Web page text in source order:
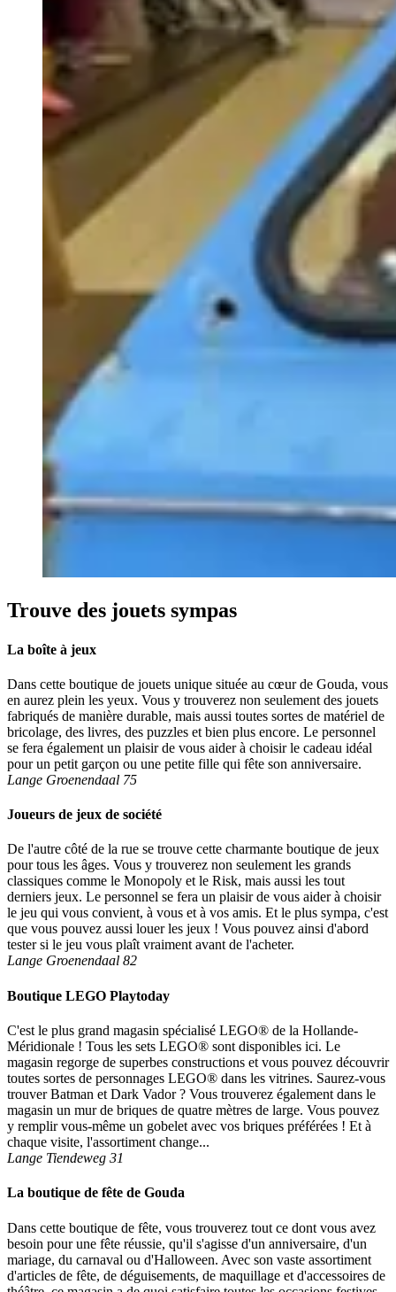
Trouve des jouets sympas
La boîte à jeux
Dans cette boutique de jouets unique située au cœur de Gouda, vous
en aurez plein les yeux. Vous y trouverez non seulement des jouets
fabriqués de manière durable, mais aussi toutes sortes de matériel de
bricolage, des livres, des puzzles et bien plus encore. Le personnel
se fera également un plaisir de vous aider à choisir le cadeau idéal
pour un petit garçon ou une petite fille qui fête son anniversaire.
Lange Groenendaal 75
Joueurs de jeux de société
De l'autre côté de la rue se trouve cette charmante boutique de jeux
pour tous les âges. Vous y trouverez non seulement les grands
classiques comme le Monopoly et le Risk, mais aussi les tout
derniers jeux. Le personnel se fera un plaisir de vous aider à choisir
le jeu qui vous convient, à vous et à vos amis. Et le plus sympa, c'est
que vous pouvez aussi louer les jeux ! Vous pouvez ainsi d'abord
tester si le jeu vous plaît vraiment avant de l'acheter.
Lange Groenendaal 82
Boutique LEGO Playtoday
C'est le plus grand magasin spécialisé LEGO® de la Hollande-
Méridionale ! Tous les sets LEGO® sont disponibles ici. Le
magasin regorge de superbes constructions et vous pouvez découvrir
toutes sortes de personnages LEGO® dans les vitrines. Saurez-vous
trouver Batman et Dark Vador ? Vous trouverez également dans le
magasin un mur de briques de quatre mètres de large. Vous pouvez
y remplir vous-même un gobelet avec vos briques préférées ! Et à
chaque visite, l'assortiment change...
Lange Tiendeweg 31
La boutique de fête de Gouda
Dans cette boutique de fête, vous trouverez tout ce dont vous avez
besoin pour une fête réussie, qu'il s'agisse d'un anniversaire, d'un
mariage, du carnaval ou d'Halloween. Avec son vaste assortiment
d'articles de fête, de déguisements, de maquillage et d'accessoires de